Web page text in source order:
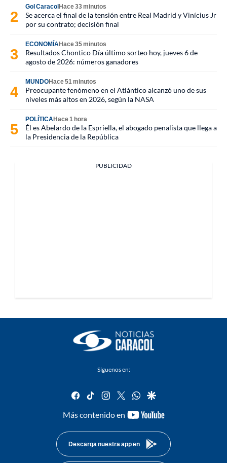
Gol CaracolHace 33 minutos
Se acerca el final de la tensión entre Real Madrid y Vinícius Jr
por su contrato; decisión final
ECONOMÍAHace 35 minutos
Resultados Chontico Día último sorteo hoy, jueves 6 de
agosto de 2026: números ganadores
MUNDOHace 51 minutos
Preocupante fenómeno en el Atlántico alcanzó uno de sus
niveles más altos en 2026, según la NASA
POLÍTICAHace 1 hora
Él es Abelardo de la Espriella, el abogado penalista que llega a
la Presidencia de la República
PUBLICIDAD
Síguenos en:
facebook
tiktok instagram
twitterwhatsapp
google
Más contenido en
youtube-
Descarga nuestra app en